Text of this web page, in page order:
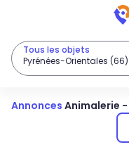
Tous les objets
Pyrénées-Orientales (66)
Annonces Animalerie -